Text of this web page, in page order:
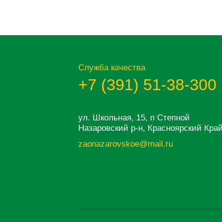
Служба качества
+7 (391) 51-38-300
ул. Школьная, 15, п Степной
Назаровский р-н, Красноярский Край,
zaonazarovskoe@mail.ru